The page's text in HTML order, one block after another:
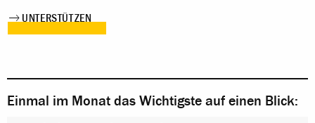
UNTERSTÜTZEN
Einmal im Monat das Wichtigste auf einen Blick: